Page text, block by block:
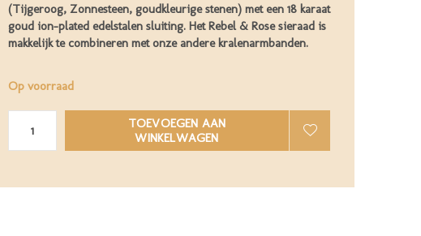
(Tijgeroog, Zonnesteen, goudkleurige stenen) met een 18 karaat
goud ion-plated edelstalen sluiting. Het Rebel & Rose sieraad is
makkelijk te combineren met onze andere kralenarmbanden.
Op voorraad
TOEVOEGEN AAN
WINKELWAGEN